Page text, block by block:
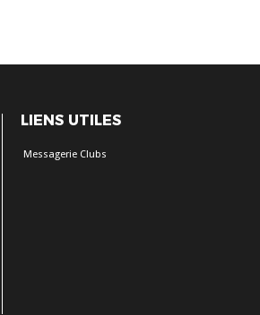
LIENS UTILES
Messagerie Clubs